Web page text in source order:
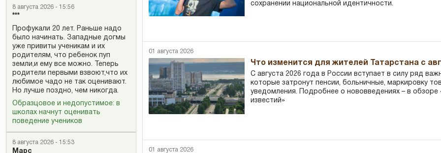
8 августа 2026 - 15:56
***
Профукали 20 лет. Раньше надо
было начинать. Западные догмы
уже привиты ученикам и их
родителям, что ребенок пуп
земли,и ему все можно. Теперь
родители первыми взвоют,что их
любимое чадо не так оценивают.
Но лучше поздно, чем никогда.
Образцовое и недопустимое: в
школах начнут оценивать
поведение учеников
8 августа 2026 - 15:53
Марс
сохранении национальной идентичности.
01 августа 2026
Что изменится для жителей Татарстана с
С августа 2026 года в России вступает в силу ряд
которые затронут пенсии, больничные, маркировку
уведомления. Подробнее о нововведениях – в обзоре
известий»
01 августа 2026